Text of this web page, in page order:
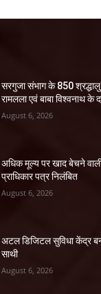
सरगुजा संभाग के 850
रामलला एवं बाबा विश्वनाथ के
August 6, 2026
अधिक मूल्य पर खाद बेचने
प्राधिकार पत्र निलंबित
August 6, 2026
अटल डिजिटल सुविधा केंद्र
साथी
August 6, 2026